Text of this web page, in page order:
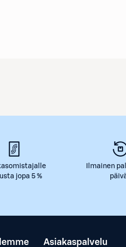
jopa 5 %
Ilmainen
Asiakaspalvelu